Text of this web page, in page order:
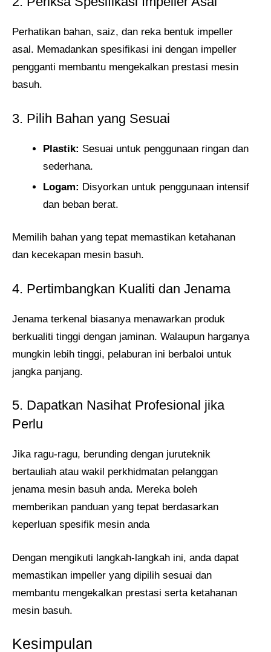
Perhatikan bahan, saiz, dan reka bentuk impeller
asal. Memadankan spesifikasi ini dengan impeller
pengganti membantu mengekalkan prestasi mesin
basuh.
3. Pilih Bahan yang Sesuai
Plastik: Sesuai untuk penggunaan ringan dan
sederhana.
Logam: Disyorkan untuk penggunaan intensif
dan beban berat.
Memilih bahan yang tepat memastikan ketahanan
dan kecekapan mesin basuh.
4. Pertimbangkan Kualiti dan Jenama
Jenama terkenal biasanya menawarkan produk
berkualiti tinggi dengan jaminan. Walaupun harganya
mungkin lebih tinggi, pelaburan ini berbaloi untuk
jangka panjang.
5. Dapatkan Nasihat Profesional jika
Perlu
Jika ragu-ragu, berunding dengan juruteknik
bertauliah atau wakil perkhidmatan pelanggan
jenama mesin basuh anda. Mereka boleh
memberikan panduan yang tepat berdasarkan
keperluan spesifik mesin anda
Dengan mengikuti langkah-langkah ini, anda dapat
memastikan impeller yang dipilih sesuai dan
membantu mengekalkan prestasi serta ketahanan
mesin basuh.
Kesimpulan